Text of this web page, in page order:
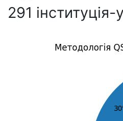
291